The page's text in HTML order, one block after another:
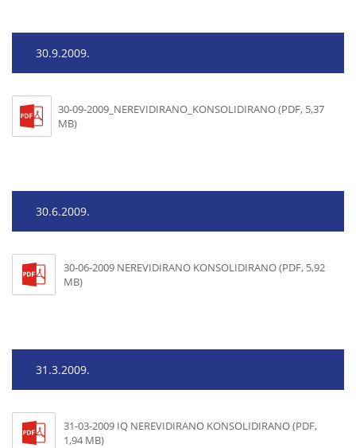
30.9.2009.
30-09-2009_NEREVIDIRANO_KONSOLIDIRANO (PDF, 5,37
MB)
30.6.2009.
30-06-2009 NEREVIDIRANO KONSOLIDIRANO (PDF, 5,92
MB)
31.3.2009.
31-03-2009 IQ NEREVIDIRANO KONSOLIDIRANO (PDF,
1,94 MB)